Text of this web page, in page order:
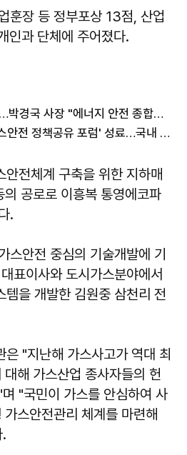
훈장 등 정부포상 13점, 산업
인과 단체에 주어졌다.
50돌 맞은 가스안전公…박경국 사장 "에너지 안전 종합기관 실현"
가스안전公 '글로벌 가스안전 정책공유 포럼' 성료…국내 우수사례 알렸다
안전체계 구축을 위한 지하매
공로로 이흥복 통영에코파
.
스안전 중심의 기술개발에 기
표이사와 도시가스분야에서
템을 개발한 김원중 삼천리 전
은 "지난해 가스사고가 역대 최
해 가스산업 종사자들의 헌
"국민이 가스를 안심하여 사
스안전관리 체계를 마련해